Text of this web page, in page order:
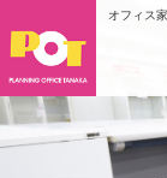
オフィス